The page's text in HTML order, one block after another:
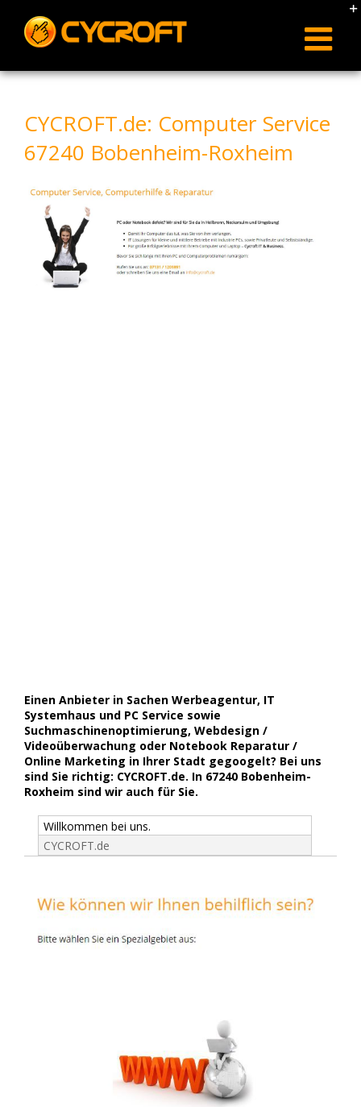
content
CYCROFT.de: Computer Service
67240 Bobenheim-Roxheim
Einen Anbieter in Sachen Werbeagentur, IT
Systemhaus und PC Service sowie
Suchmaschinenoptimierung, Webdesign /
Videoüberwachung oder Notebook Reparatur /
Online Marketing in Ihrer Stadt gegoogelt? Bei uns
sind Sie richtig: CYCROFT.de. In 67240 Bobenheim-
Roxheim sind wir auch für Sie.
Willkommen bei uns.
CYCROFT.de